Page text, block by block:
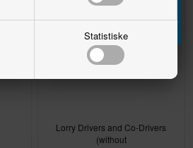
Statistiske
Lorry Drivers and Co-Drivers
(without